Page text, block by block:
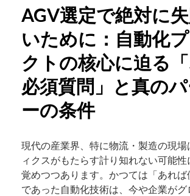
AGV選定で絶対に
いために：自動化
クトの核心に迫る
必須質問」と真の
ーの条件
現代の産業界、特に物流・製造の現場
ィクスがもたらす計り知れない可能性
覚めつつあります。かつては「あれば
であった自動化技術は、今や企業が